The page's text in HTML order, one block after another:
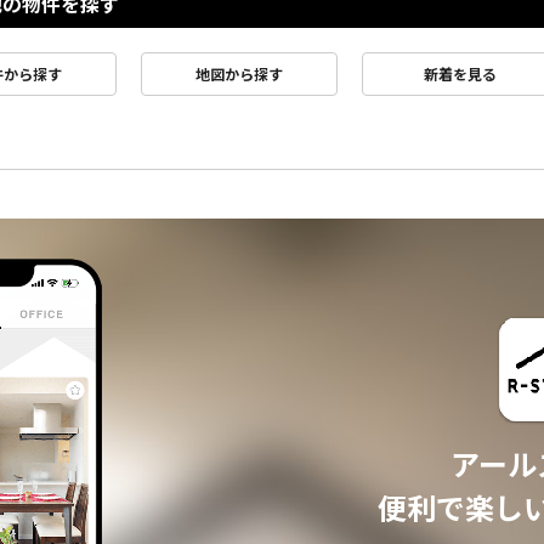
から探す 地図から探す 新着を見る
アー
便利で楽し